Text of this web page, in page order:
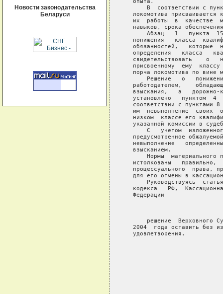
Новости законодательства
Беларуси
В  соответствии с
локомотива присваивается
их  работы  в  качестве
навыков, срока
Абзац   1   пункта
понижения   класса
обязанностей,   которые
определения   класса
свидетельствовать    о
присвоенному  ему
порча локомотива по вине
Решение   о
работодателем,
взыскания,   а
установлено   пунктом  4
соответствии с пунктами
им  невыполнение  своих
низком  классе его
указанной комиссии в
С   учетом
предусмотренное
невыполнение
   взысканием.
Нормы  материального
истолкованы   правильно,
процессуального  права,
для его отмены в
Руководствуясь
кодекса   РФ,
   Федерации
решение  Верховного
2004  года оставить без
   удовлетворения.